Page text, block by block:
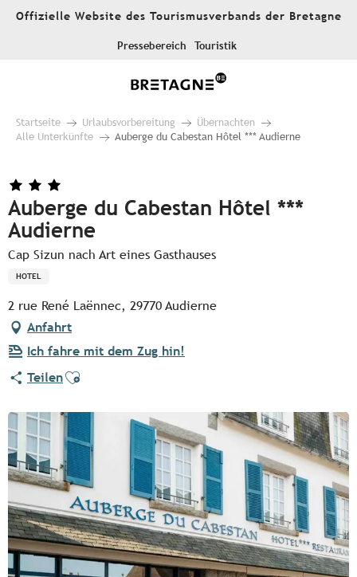
AllerOffizielle Website des Tourismusverbands der Bretagne
Pressebereich Touristik
Startseite Urlaubsvorbereitung
Übernachten
Alle Unterkünfte
Auberge du Cabestan Hôtel *** Audierne
Auberge du Cabestan Hôtel ***
Audierne
Cap Sizun nach Art eines Gasthauses
HOTEL
2 rue René Laënnec, 29770 Audierne
Anfahrt
Ich fahre mit dem Zug hin!
TeilenAjouter aux favoris